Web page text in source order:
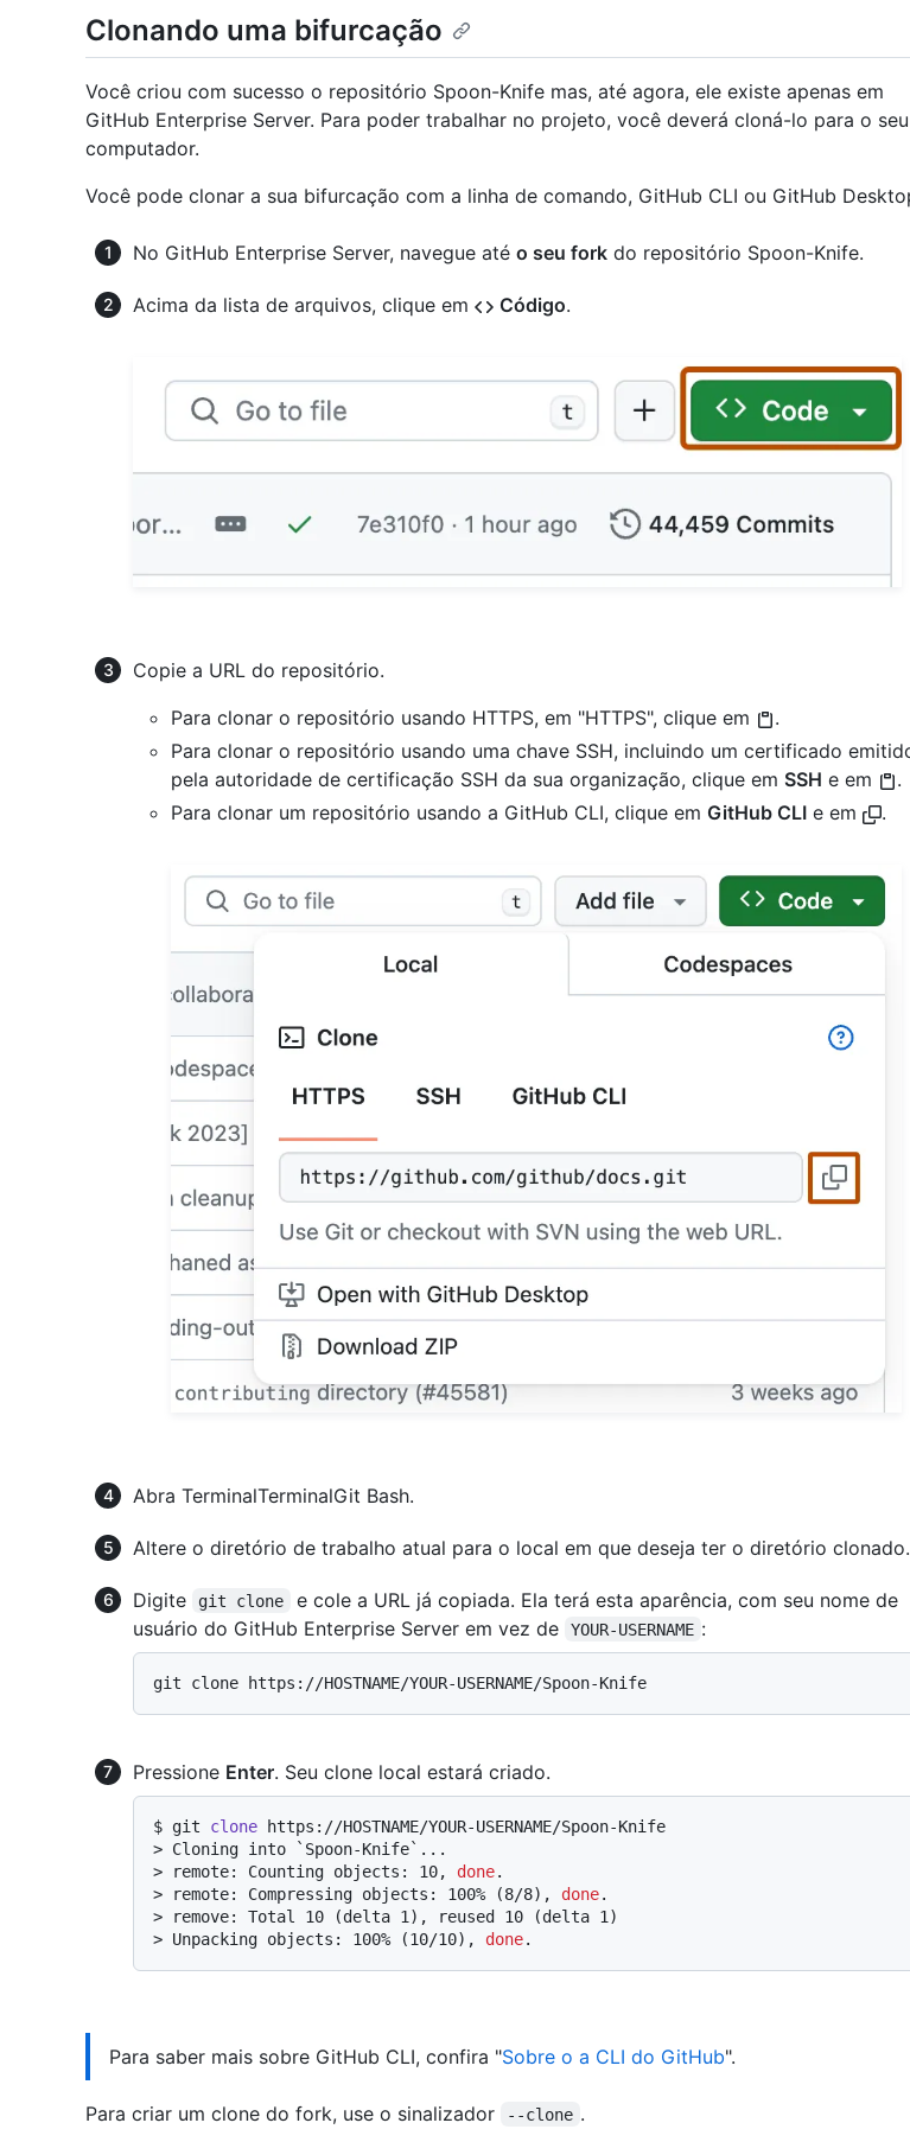
Clonando uma bifurcação
Você criou com sucesso o repositório Spoon-Knife mas, até agora, ele existe apenas em
GitHub Enterprise Server. Para poder trabalhar no projeto, você deverá cloná-lo para o seu
computador.
Você pode clonar a sua bifurcação com a linha de comando, GitHub CLI ou GitHub
No GitHub Enterprise Server, navegue até o seu fork do repositório Spoon-Knife.
Acima da lista de arquivos, clique em Código.
Copie a URL do repositório.
Para clonar o repositório usando HTTPS, em "HTTPS", clique em
.
Para clonar o repositório usando uma chave SSH, incluindo um certificado
pela autoridade de certificação SSH da sua organização, clique em SSH e em
.
Para clonar um repositório usando a GitHub CLI, clique em GitHub CLI e em .
Abra TerminalTerminalGit Bash.
Altere o diretório de trabalho atual para o local em que deseja ter o diretório clonado.
Digite git clone
e cole a URL já copiada. Ela terá esta aparência, com seu nome de
usuário do GitHub Enterprise Server em vez de
YOUR-USERNAME :
Pressione Enter. Seu clone local estará criado.
$ git clone https://HOSTNAME/YOUR-USERNAME/Spoon-Knife
> Cloning into `Spoon-Knife`...
>
remote: Counting objects: 10, done.
>
remote: Compressing objects: 100% (8/8), done.
>
remove: Total 10 (delta 1), reused 10 (delta 1)
> Unpacking objects: 100% (10/10), done.
Para saber mais sobre GitHub CLI, confira "Sobre o a CLI do GitHub".
Para criar um clone do fork, use o sinalizador --clone .